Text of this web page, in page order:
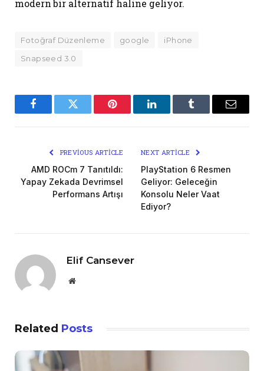
modern bir alternatif haline geliyor.
Fotoğraf Düzenleme google
iPhone
Snapseed 3.0
FacebookTwitter Pinterest LinkedInTumblr Email
PREVIOUS ARTICLE
AMD ROCm 7 Tanıtıldı:
Yapay Zekada Devrimsel
Performans Artışı
NEXT ARTICLE
PlayStation 6 Resmen
Geliyor: Geleceğin
Konsolu Neler Vaat
Ediyor?
Elif Cansever
Website
Related Posts